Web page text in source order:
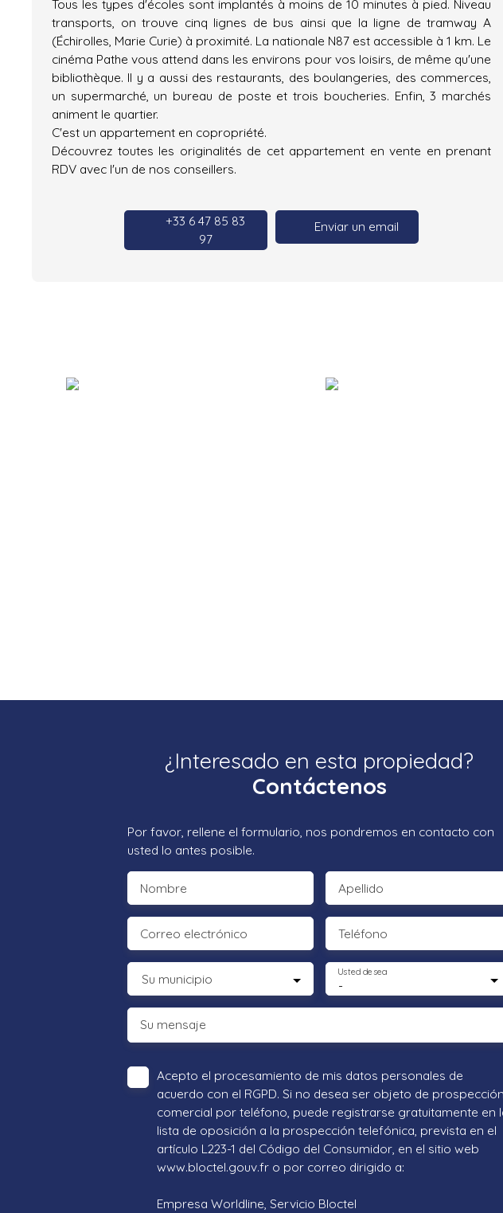
Tous les types d'écoles sont implantés à moins de 10 minutes à pied. Niveau
transports, on trouve cinq lignes de bus ainsi que la ligne de tramway A
(Échirolles, Marie Curie) à proximité. La nationale N87 est accessible à 1 km. Le
cinéma Pathe vous attend dans les environs pour vos loisirs, de même qu'une
bibliothèque. Il y a aussi des restaurants, des boulangeries, des commerces,
un supermarché, un bureau de poste et trois boucheries. Enfin, 3 marchés
animent le quartier.
C'est un appartement en copropriété.
Découvrez toutes les originalités de cet appartement en vente en prenant
RDV avec l'un de nos conseillers.
+33 6 47 85 83
97
Enviar un email
¿Interesado en esta propiedad?
Contáctenos
Por favor, rellene el formulario, nos pondremos en contacto con
usted lo antes posible.
Nombre Apellido
Correo electrónico Teléfono
Su municipio -
Usted desea
Su mensaje
Acepto el procesamiento de mis datos personales de
acuerdo con el RGPD. Si no desea ser objeto de prospección
comercial por teléfono, puede registrarse gratuitamente en
lista de oposición a la prospección telefónica, prevista en el
artículo L223-1 del Código del Consumidor, en el sitio web
www.bloctel.gouv.fr o por correo dirigido a:
Empresa Worldline, Servicio Bloctel